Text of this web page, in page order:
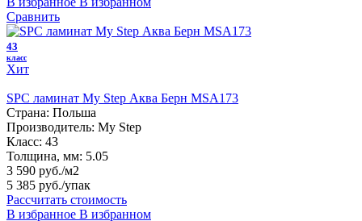
Сравнить
43
класс
Хит
SPC ламинат My Step Аква Берн MSA173
Страна: Польша
Производитель: My Step
Класс: 43
Толщина, мм: 5.05
3 590 руб./м2
5 385 руб./упак
Рассчитать стоимость
В избранное В избранном